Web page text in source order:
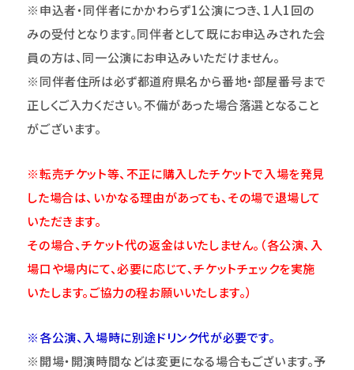
※申込者・同伴者にかかわらず1公演につき、1人1回の
みの受付となります。同伴者として既にお申込みされた会
員の方は、同一公演にお申込みいただけません。
※同伴者住所は必ず都道府県名から番地・部屋番号まで
正しくご入力ください。不備があった場合落選となること
がございます。
※転売チケット等、不正に購入したチケットで入場を発見
した場合は、いかなる理由があっても、その場で退場して
いただきます。
その場合、チケット代の返金はいたしません。（各公演、入
場口や場内にて、必要に応じて、チケットチェックを実施
いたします。ご協力の程お願いいたします。）
※各公演、入場時に別途ドリンク代が必要です。
※開場・開演時間などは変更になる場合もございます。予